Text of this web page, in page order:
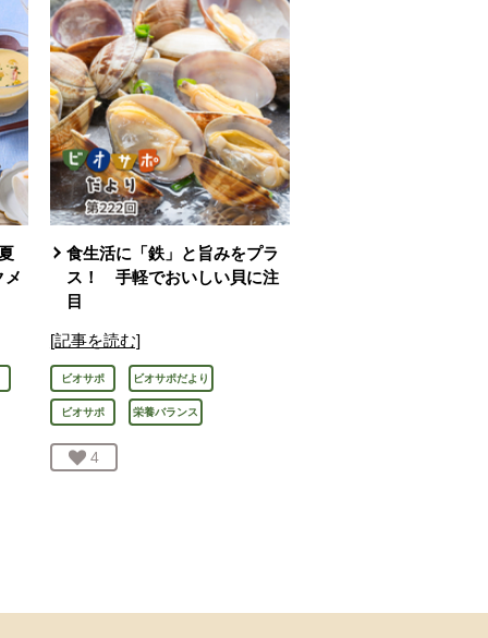
メ
食生活に「鉄」と旨みをプラ
ス！ 手軽でおいしい貝に注
目
[記事を読む]
ビオサポ ビオサポだより
ビオサポ 栄養バランス
お気に入り登録：
4人が登録